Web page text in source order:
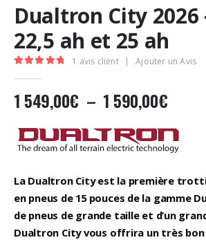
Dualtron City 2026
22,5 ah et 25 ah
1 avis client | Ajouter un Avis
1 549,00€ – 1 590,00€Plage
prix :
1
à
1
La Dualtron City est la première
en pneus de 15 pouces de la gamme
de pneus de grande taille et d’un
Dualtron City vous offrira un très